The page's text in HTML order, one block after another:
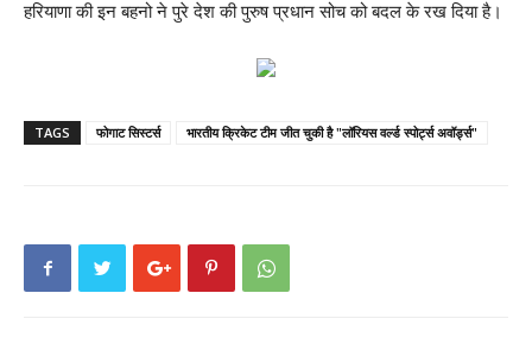
हरियाणा की इन बहनो ने पुरे देश की पुरुष प्रधान सोच को बदल के रख दिया है।
TAGS फोगाट सिस्टर्स भारतीय क्रिकेट टीम जीत चुकी है "लॉरियस वर्ल्ड स्पोर्ट्स अवॉर्ड्स"